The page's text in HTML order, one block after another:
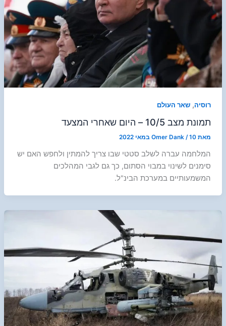
רוסיה, שאר העולם
תמונת מצב 10/5 – היום שאחרי המצעד
מאת Omer Dank/10 במאי 2022
המלחמה עברה לשלב סטטי שבו צריך להמתין ולחפש האם יש
סימנים לשינוי במבוי הסתום, כך גם לגבי המהלכים
המשמעותיים במערכת הבינ"ל.